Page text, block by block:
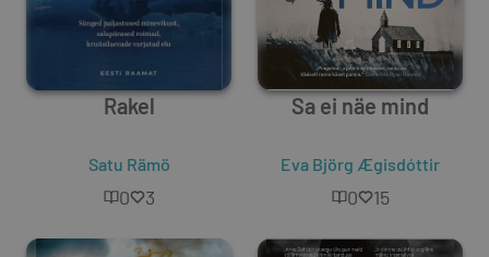
Rakel
Satu Rämö
0 3
Sa ei näe mind
Eva Björg Ægisdóttir
0 15